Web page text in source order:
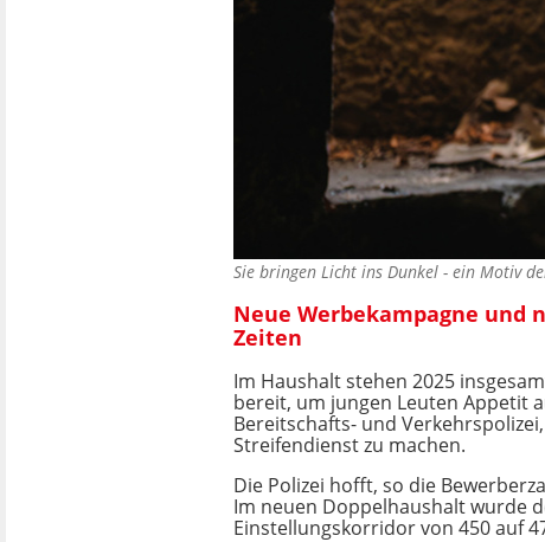
Sie bringen Licht ins Dunkel - ein Motiv
Neue Werbekampagne
Zeiten
Im Haushalt stehen 2025
bereit, um jungen Leuten Appetit
Bereitschafts- und
Streifendienst zu machen.
Die Polizei hofft, so die
Im neuen Doppelhaushalt wurde
Einstellungskorridor von 450 auf